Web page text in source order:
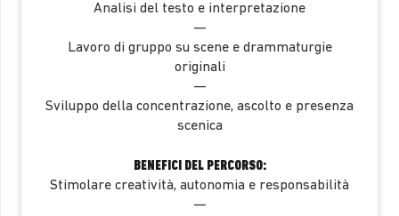
Analisi del testo e interpretazione
—
Lavoro di gruppo su scene e drammaturgie
originali
—
Sviluppo della concentrazione, ascolto e presenza
scenica
BENEFICI DEL PERCORSO:
Stimolare creatività, autonomia e responsabilità
—